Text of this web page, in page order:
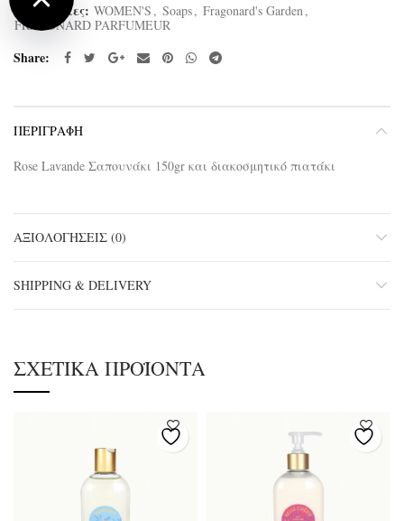
Κατηγορίες: WOMEN'S , Soaps, Fragonard's Garden,
FRAGONARD PARFUMEUR
Share
ΠΕΡΙΓΡΑΦΉ
Rose Lavande Σαπουνάκι 150gr και διακοσμητικό πιατάκι
ΑΞΙΟΛΟΓΉΣΕΙΣ (0)
SHIPPING & DELIVERY
ΣΧΕΤΙΚΆ ΠΡΟΪΌΝΤΑ